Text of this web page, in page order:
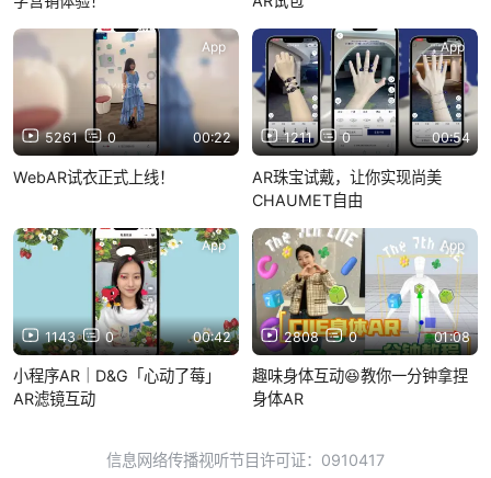
5261 0 00:22
App
WebAR试衣正式上线！
1211 0 00:54
App
AR珠宝试戴，让你实现尚美
CHAUMET自由
1143 0 00:42
App
小程序AR｜D&G「心动了莓」
AR滤镜互动
2808 0 01:08
App
趣味身体互动😆教你一分钟拿捏
身体AR
信息网络传播视听节目许可证：0910417